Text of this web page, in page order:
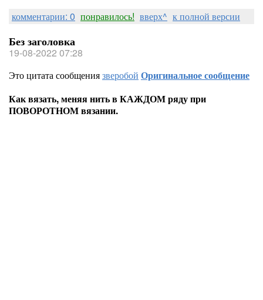
комментарии: 0 понравилось! вверх^ к полной версии
Без заголовка
19-08-2022 07:28
Это цитата сообщениязверобой Оригинальное сообщение
Как вязать, меняя нить в КАЖДОМ ряду при
ПОВОРОТНОМ вязании.